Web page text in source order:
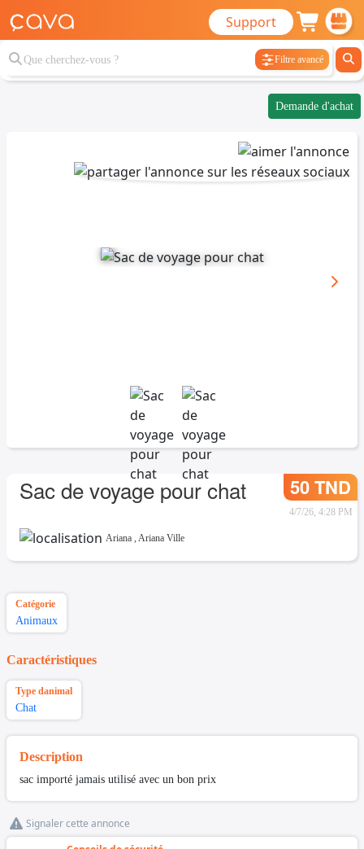
Support
Filtre avancé
Demande d'achat
Sac de voyage pour chat 50 TND
4/7/26, 4:28 PM
Ariana , Ariana Ville
Catégorie
Animaux
Caractéristiques
Type danimal
Chat
Description
sac importé jamais utilisé avec un bon prix
Signaler cette annonce